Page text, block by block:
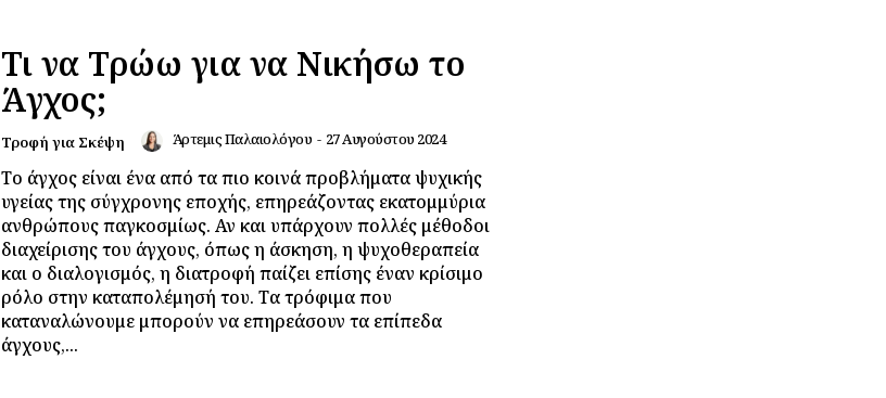
Τι να Τρώω για να Νικήσω το
Άγχος;
Τροφή για Σκέψη Άρτεμις Παλαιολόγου - 27 Αυγούστου 2024
Το άγχος είναι ένα από τα πιο κοινά προβλήματα ψυχικής
υγείας της σύγχρονης εποχής, επηρεάζοντας εκατομμύρια
ανθρώπους παγκοσμίως. Αν και υπάρχουν πολλές μέθοδοι
διαχείρισης του άγχους, όπως η άσκηση, η ψυχοθεραπεία
και ο διαλογισμός, η διατροφή παίζει επίσης έναν κρίσιμο
ρόλο στην καταπολέμησή του. Τα τρόφιμα που
καταναλώνουμε μπορούν να επηρεάσουν τα επίπεδα
άγχους,...